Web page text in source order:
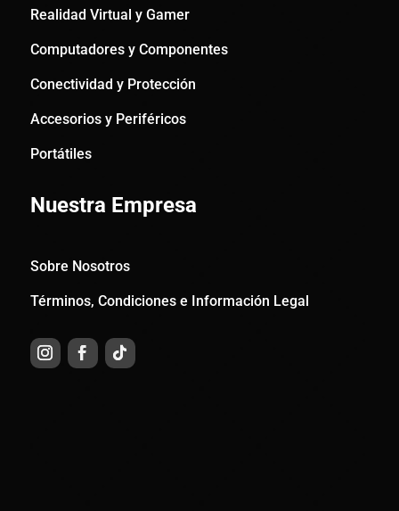
Realidad Virtual y Gamer
Computadores y Componentes
Conectividad y Protección
Accesorios y Periféricos
Portátiles
Nuestra Empresa
Sobre Nosotros
Términos, Condiciones e Información Legal